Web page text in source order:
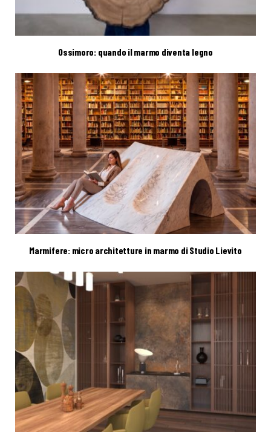
Ossimoro: quando il marmo diventa legno
Marmifere: micro architetture in marmo di Studio Lievito